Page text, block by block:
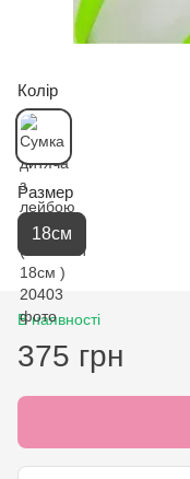
Колір
Размер
18см
В наявності
375 грн